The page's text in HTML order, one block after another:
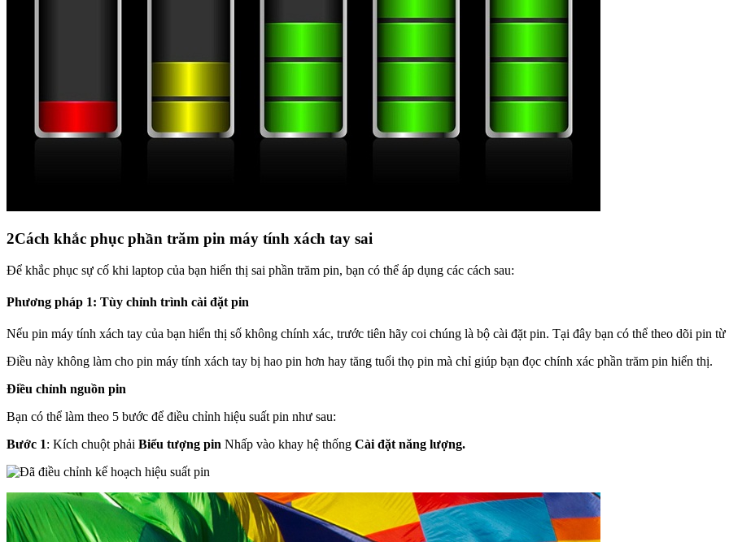
2Cách khắc phục phần trăm pin máy tính xách tay sai
Để khắc phục sự cố khi laptop của bạn hiển thị sai phần trăm pin, bạn có thể áp dụng các cách sau:
Phương pháp 1: Tùy chỉnh trình cài đặt pin
Nếu pin máy tính xách tay của bạn hiển thị số không chính xác, trước tiên hãy coi chúng là bộ cài đặt pin. Tại đây bạn có thể theo dõi pin
Điều này không làm cho pin máy tính xách tay bị hao pin hơn hay tăng tuổi thọ pin mà chỉ giúp bạn đọc chính xác phần trăm pin hiển thị.
Điều chỉnh nguồn pin
Bạn có thể làm theo 5 bước để điều chỉnh hiệu suất pin như sau:
Bước 1: Kích chuột phải Biểu tượng pin Nhấp vào khay hệ thống Cài đặt năng lượng.